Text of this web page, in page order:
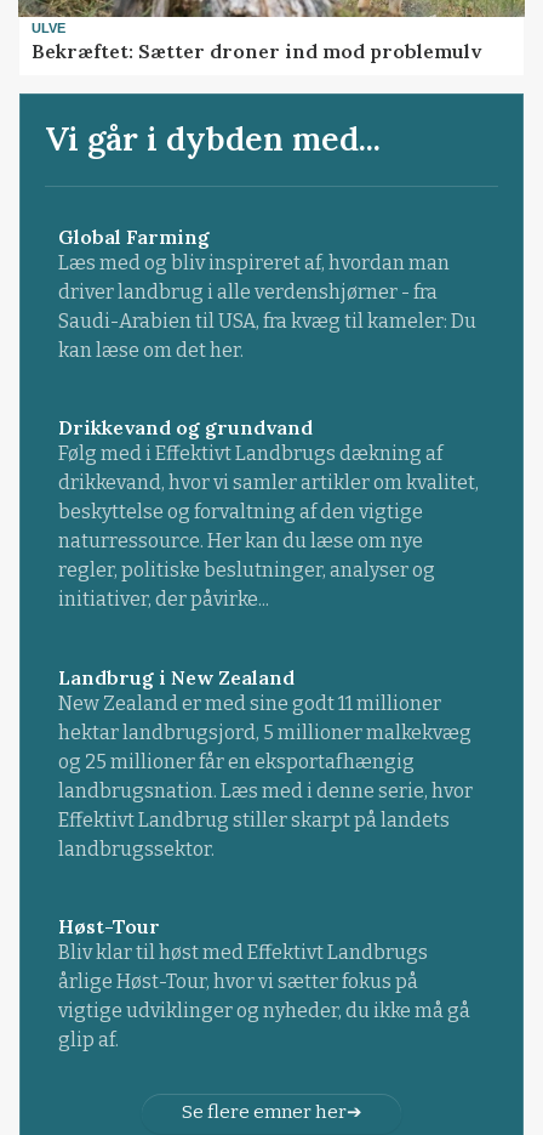
ULVE
Bekræftet: Sætter droner ind mod problemulv
Vi går i dybden med...
Global Farming
Læs med og bliv inspireret af, hvordan man
driver landbrug i alle verdenshjørner - fra
Saudi-Arabien til USA, fra kvæg til kameler: Du
kan læse om det her.
Drikkevand og grundvand
Følg med i Effektivt Landbrugs dækning af
drikkevand, hvor vi samler artikler om kvalitet,
beskyttelse og forvaltning af den vigtige
naturressource. Her kan du læse om nye
regler, politiske beslutninger, analyser og
initiativer, der påvirke...
Landbrug i New Zealand
New Zealand er med sine godt 11 millioner
hektar landbrugsjord, 5 millioner malkekvæg
og 25 millioner får en eksportafhængig
landbrugsnation. Læs med i denne serie, hvor
Effektivt Landbrug stiller skarpt på landets
landbrugssektor.
Høst-Tour
Bliv klar til høst med Effektivt Landbrugs
årlige Høst-Tour, hvor vi sætter fokus på
vigtige udviklinger og nyheder, du ikke må gå
glip af.
Se flere emner her